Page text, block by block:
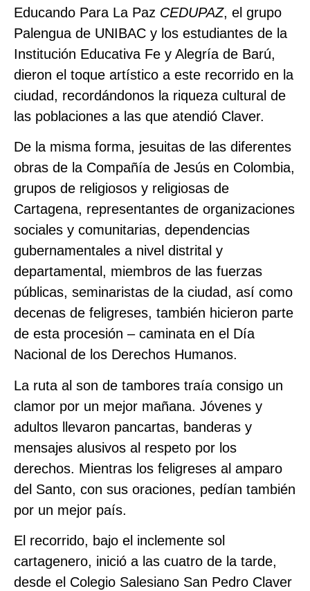
Educando Para La Paz CEDUPAZ, el grupo
Palengua de UNIBAC y los estudiantes de la
Institución Educativa Fe y Alegría de Barú,
dieron el toque artístico a este recorrido en la
ciudad, recordándonos la riqueza cultural de
las poblaciones a las que atendió Claver.
De la misma forma, jesuitas de las diferentes
obras de la Compañía de Jesús en Colombia,
grupos de religiosos y religiosas de
Cartagena, representantes de organizaciones
sociales y comunitarias, dependencias
gubernamentales a nivel distrital y
departamental, miembros de las fuerzas
públicas, seminaristas de la ciudad, así como
decenas de feligreses, también hicieron parte
de esta procesión – caminata en el Día
Nacional de los Derechos Humanos.
La ruta al son de tambores traía consigo un
clamor por un mejor mañana. Jóvenes y
adultos llevaron pancartas, banderas y
mensajes alusivos al respeto por los
derechos. Mientras los feligreses al amparo
del Santo, con sus oraciones, pedían también
por un mejor país.
El recorrido, bajo el inclemente sol
cartagenero, inició a las cuatro de la tarde,
desde el Colegio Salesiano San Pedro Claver